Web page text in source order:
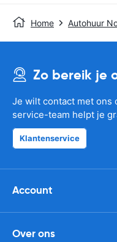
Home Autohuur
Zo bereik je
Je wilt contact met ons
service-team helpt je
Klantenservice
Account
Over ons